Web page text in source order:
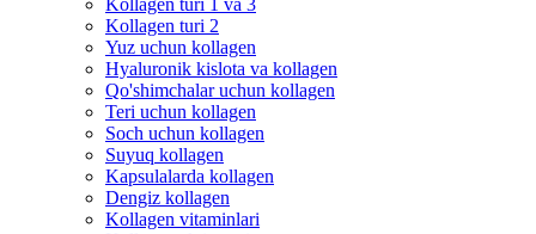
Kollagen turi 2
Yuz uchun kollagen
Hyaluronik kislota va kollagen
Qo'shimchalar uchun kollagen
Teri uchun kollagen
Soch uchun kollagen
Suyuq kollagen
Kapsulalarda kollagen
Dengiz kollagen
Kollagen vitaminlari